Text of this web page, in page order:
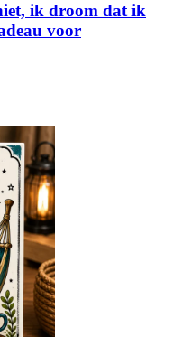
ik droom dat ik
voor